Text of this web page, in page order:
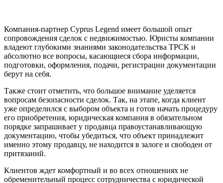
Компания-партнер Cyprus Legend имеет большой опыт
сопровождения сделок с недвижимостью. Юристы компании
владеют глубокими знаниями законодательства ТРСК и
абсолютно все вопросы, касающиеся сбора информации,
подготовки, оформления, подачи, регистрации документации
берут на себя.
Также стоит отметить, что большое внимание уделяется
вопросам безопасности сделок. Так, на этапе, когда клиент
уже определился с выбором объекта и готов начать процедуру
его приобретения, юридическая компания в обязательном
порядке запрашивает у продавца правоустанавливающую
документацию, чтобы убедиться, что объект принадлежит
именно этому продавцу, не находится в залоге и свободен от
притязаний.
Клиентов ждет комфортный и во всех отношениях не
обременительный процесс сотрудничества с юридической